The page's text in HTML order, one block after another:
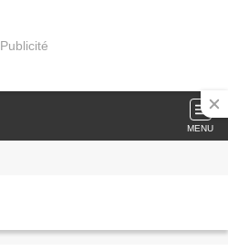
Publicité
MENU